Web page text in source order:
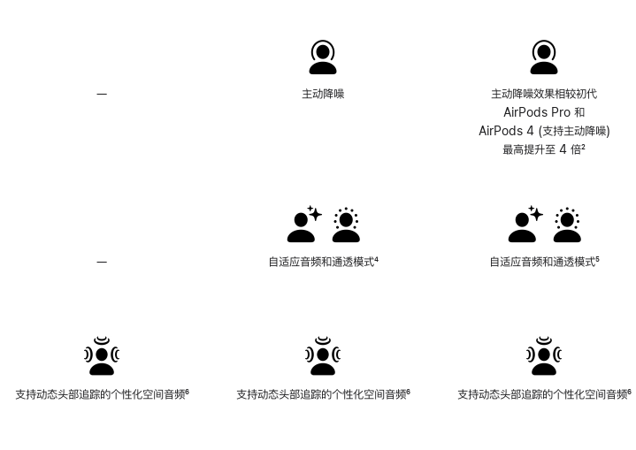
—
—
适
应
音
频
支持动态头部追踪的个性化空间音频脚
⁶
主动降噪
自适应音频和通透模式脚
⁴
支持动态头部追踪的个性化空间音频脚
⁶
主动降噪效果相较初代
AirPods Pro 和
AirPods 4 (支持主动降噪)
最高提升至 4 倍脚
²
自适应音频和通透模式脚
⁵
支持动态头部追踪的个性化空间音频脚
⁶